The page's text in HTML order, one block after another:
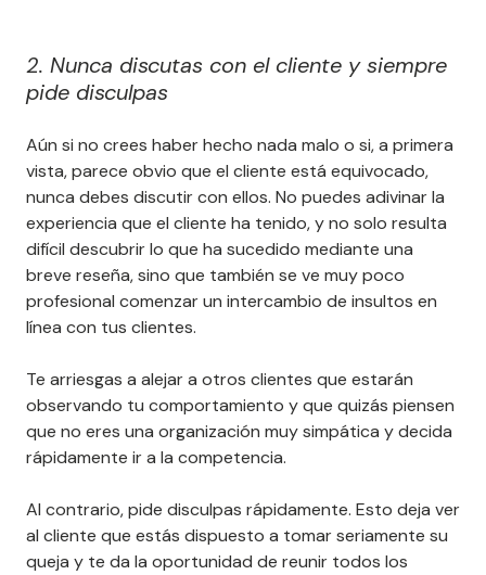
2. Nunca discutas con el cliente y siempre
pide disculpas
Aún si no crees haber hecho nada malo o si, a primera
vista, parece obvio que el cliente está equivocado,
nunca debes discutir con ellos. No puedes adivinar la
experiencia que el cliente ha tenido, y no solo resulta
difícil descubrir lo que ha sucedido mediante una
breve reseña, sino que también se ve muy poco
profesional comenzar un intercambio de insultos en
línea con tus clientes.
Te arriesgas a alejar a otros clientes que estarán
observando tu comportamiento y que quizás piensen
que no eres una organización muy simpática y decida
rápidamente ir a la competencia.
Al contrario, pide disculpas rápidamente. Esto deja ver
al cliente que estás dispuesto a tomar seriamente su
queja y te da la oportunidad de reunir todos los